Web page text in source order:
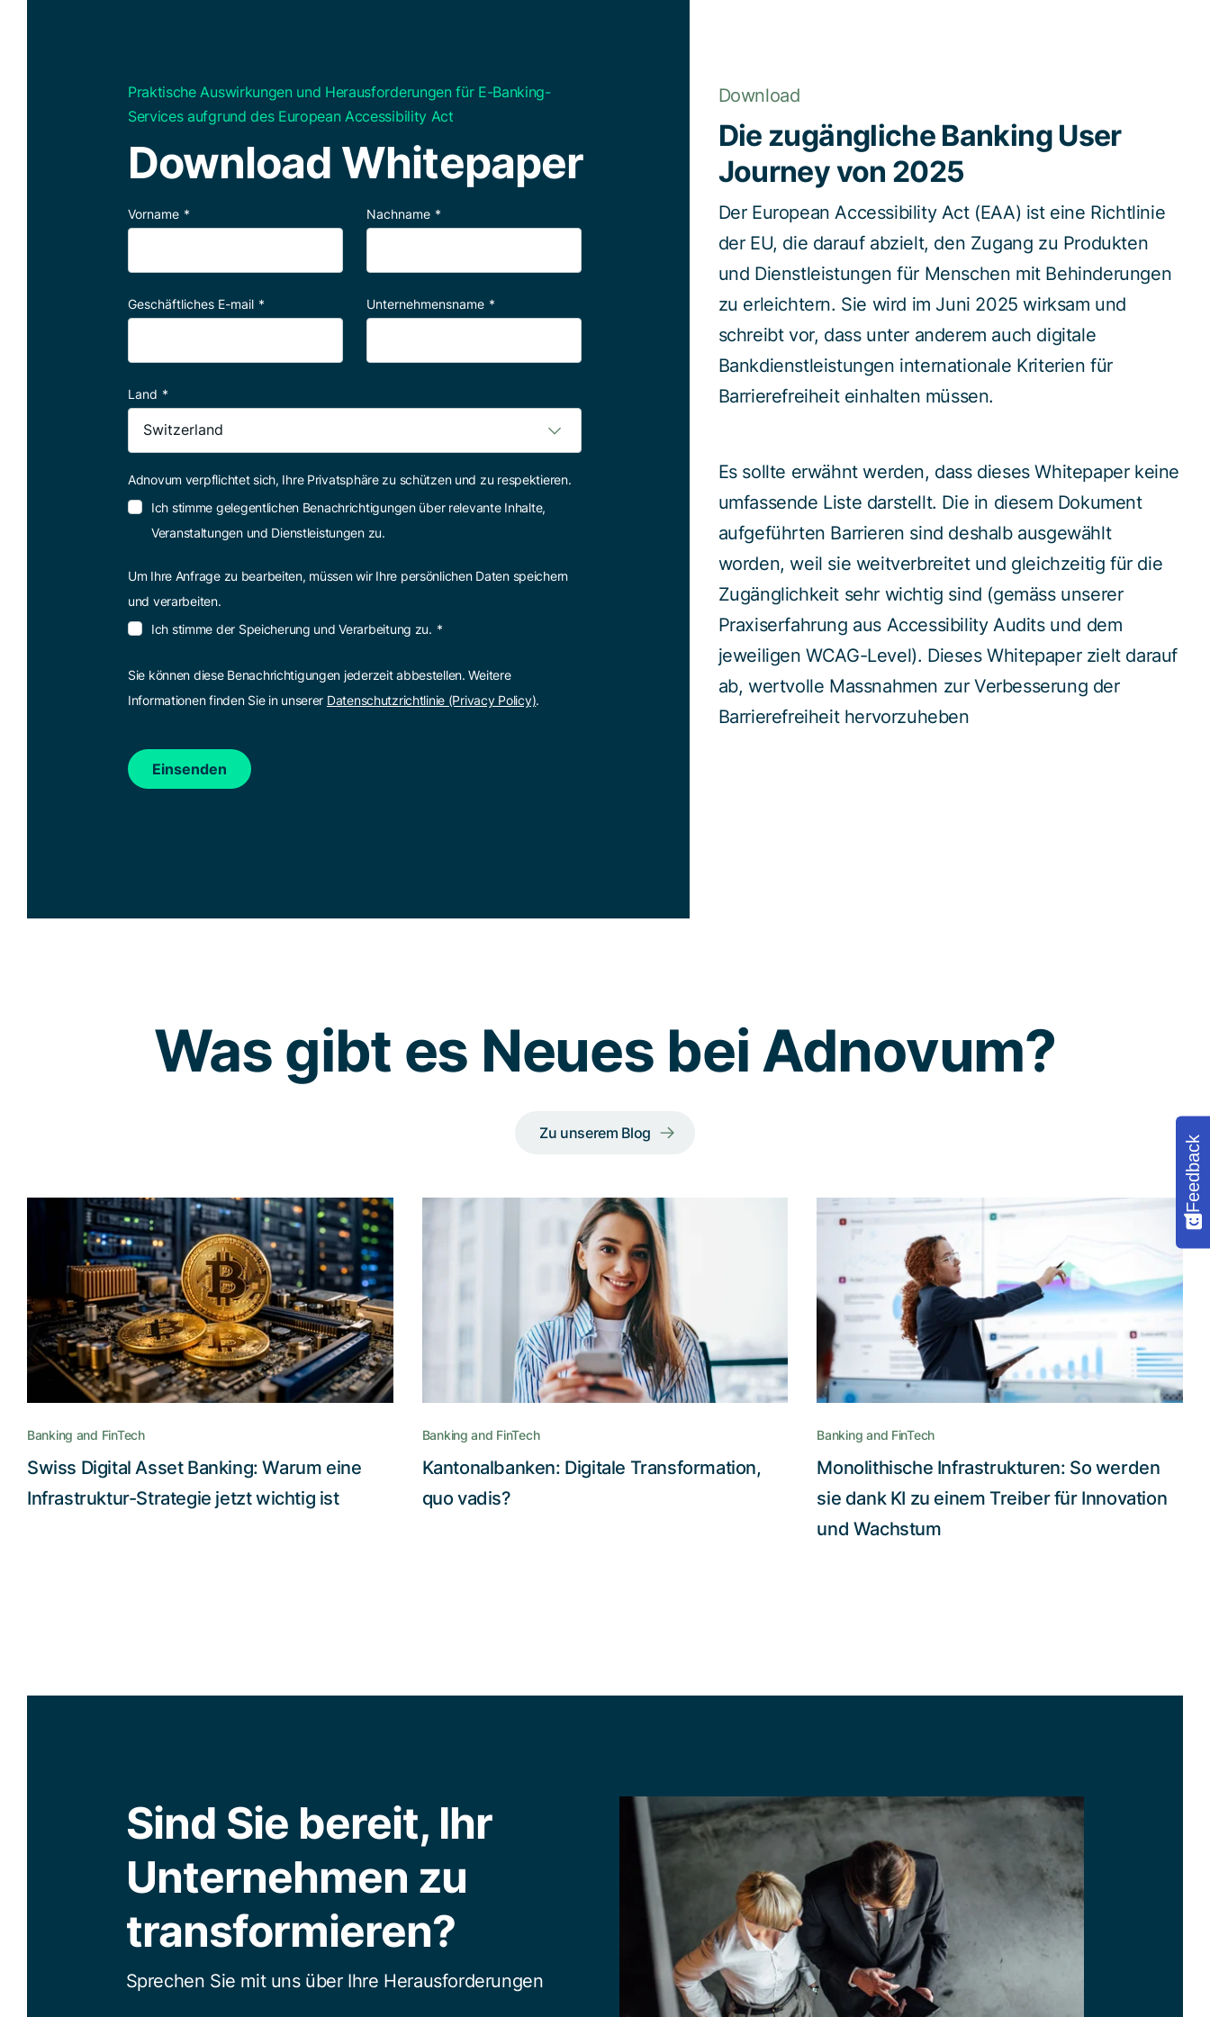
Download
Die zugängliche Banking User
Journey von 2025
Der European Accessibility Act (EAA) ist eine Richtlinie
der EU, die darauf abzielt, den Zugang zu Produkten
und Dienstleistungen für Menschen mit Behinderungen
zu erleichtern. Sie wird im Juni 2025 wirksam und
schreibt vor, dass unter anderem auch digitale
Bankdienstleistungen internationale Kriterien für
Barrierefreiheit einhalten müssen.
Es sollte erwähnt werden, dass dieses Whitepaper keine
umfassende Liste darstellt. Die in diesem Dokument
aufgeführten Barrieren sind deshalb ausgewählt
worden, weil sie weitverbreitet und gleichzeitig für die
Zugänglichkeit sehr wichtig sind (gemäss unserer
Praxiserfahrung aus Accessibility Audits und dem
jeweiligen WCAG-Level). Dieses Whitepaper zielt darauf
ab, wertvolle Massnahmen zur Verbesserung der
Barrierefreiheit hervorzuheben
Praktische Auswirkungen und Herausforderungen für E-Banking-
Services aufgrund des European Accessibility Act
Download Whitepaper
Vorname * Nachname *
Geschäftliches E-mail * Unternehmensname *
Land *
Adnovum verpflichtet sich, Ihre Privatsphäre zu schützen und zu respektieren.
Ich stimme gelegentlichen Benachrichtigungen über relevante Inhalte,
Veranstaltungen und Dienstleistungen zu.
Um Ihre Anfrage zu bearbeiten, müssen wir Ihre persönlichen Daten speichern
und verarbeiten.
Ich stimme der Speicherung und Verarbeitung zu. *
Sie können diese Benachrichtigungen jederzeit abbestellen. Weitere
Informationen finden Sie in unserer Datenschutzrichtlinie (Privacy Policy).
Was gibt es Neues bei Adnovum?
Zu unserem Blog
Banking and FinTech
Swiss Digital Asset Banking: Warum eine
Infrastruktur-Strategie jetzt wichtig ist
Banking and FinTech
Kantonalbanken: Digitale Transformation,
quo vadis?
Banking and FinTech
Monolithische Infrastrukturen: So werden
sie dank KI zu einem Treiber für Innovation
und Wachstum
Sind Sie bereit, Ihr
Unternehmen zu
transformieren?
Sprechen Sie mit uns über Ihre Herausforderungen
Feedback